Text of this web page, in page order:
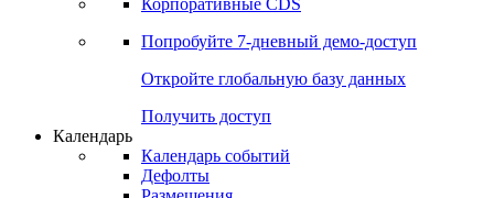
Попробуйте 7-дневный демо-доступ
Откройте глобальную базу данных
Получить доступ
Календарь
Календарь событий
Дефолты